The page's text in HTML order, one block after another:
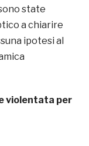
state
a chiarire
ipotesi al
violentata per